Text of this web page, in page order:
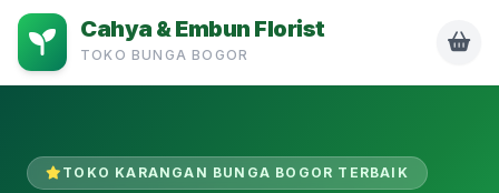
Cahya & Embun Florist
TOKO BUNGA BOGOR
TOKO KARANGAN BUNGA BOGOR TERBAIK